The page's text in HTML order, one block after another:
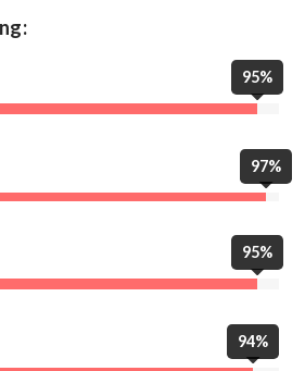
95%
97%
95%
94%